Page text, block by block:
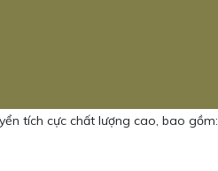
tích cực chất lượng cao, bao gồm: